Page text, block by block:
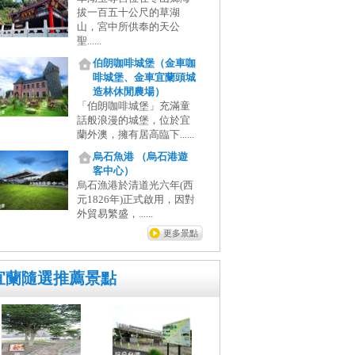
拔一百五十公尺的草湖
山，宮中所供奉的天公
聖......
伯朗咖啡城堡（金車咖
啡城堡、金車宜蘭頭城
造林休閒農場）
「伯朗咖啡城堡」充滿童
話般浪漫的城堡，位於宜
蘭外澳，擁有居高臨下......
烏石魚港 （烏石港遊
客中心）
烏石漁港於清道光六年(西
元1826年)正式啟用，因對
外貿易繁盛，......
更多景點
蘭隨選推薦景點